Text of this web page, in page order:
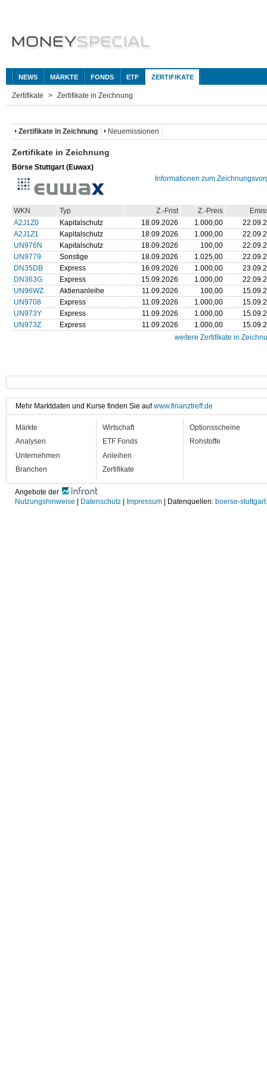
NEWS MÄRKTE FONDS ETF ZERTIFIKATE
Zertifikate Zertifikate in Zeichnung
Zertifikate in Zeichnung Neuemissionen
Zertifikate in Zeichnung
Börse Stuttgart (Euwax)
Informationen zum
WKN Typ Z.-Frist Z.-Preis
A2J1Z0
Kapitalschutz 18.09.2026 1.000,00
A2J1Z1
Kapitalschutz 18.09.2026 1.000,00
UN976N
Kapitalschutz 18.09.2026 100,00
UN9779
Sonstige 18.09.2026 1.025,00
DN35DB
Express 16.09.2026 1.000,00
DN363G
Express 15.09.2026 1.000,00
UN96WZ
Aktienanleihe 11.09.2026 100,00
UN9708
Express 11.09.2026 1.000,00
UN973Y
Express 11.09.2026 1.000,00
UN973Z
Express 11.09.2026 1.000,00
weitere Zertifikate in
Mehr Marktdaten und Kurse finden Sie aufwww.finanztreff.de
Märkte
Analysen
Unternehmen
Branchen
Wirtschaft
ETF Fonds
Anleihen
Zertifikate
Optionsscheine
Rohstoffe
Angebote der
Nutzungshinweise | Datenschutz | Impressum | Datenquellen: boerse-